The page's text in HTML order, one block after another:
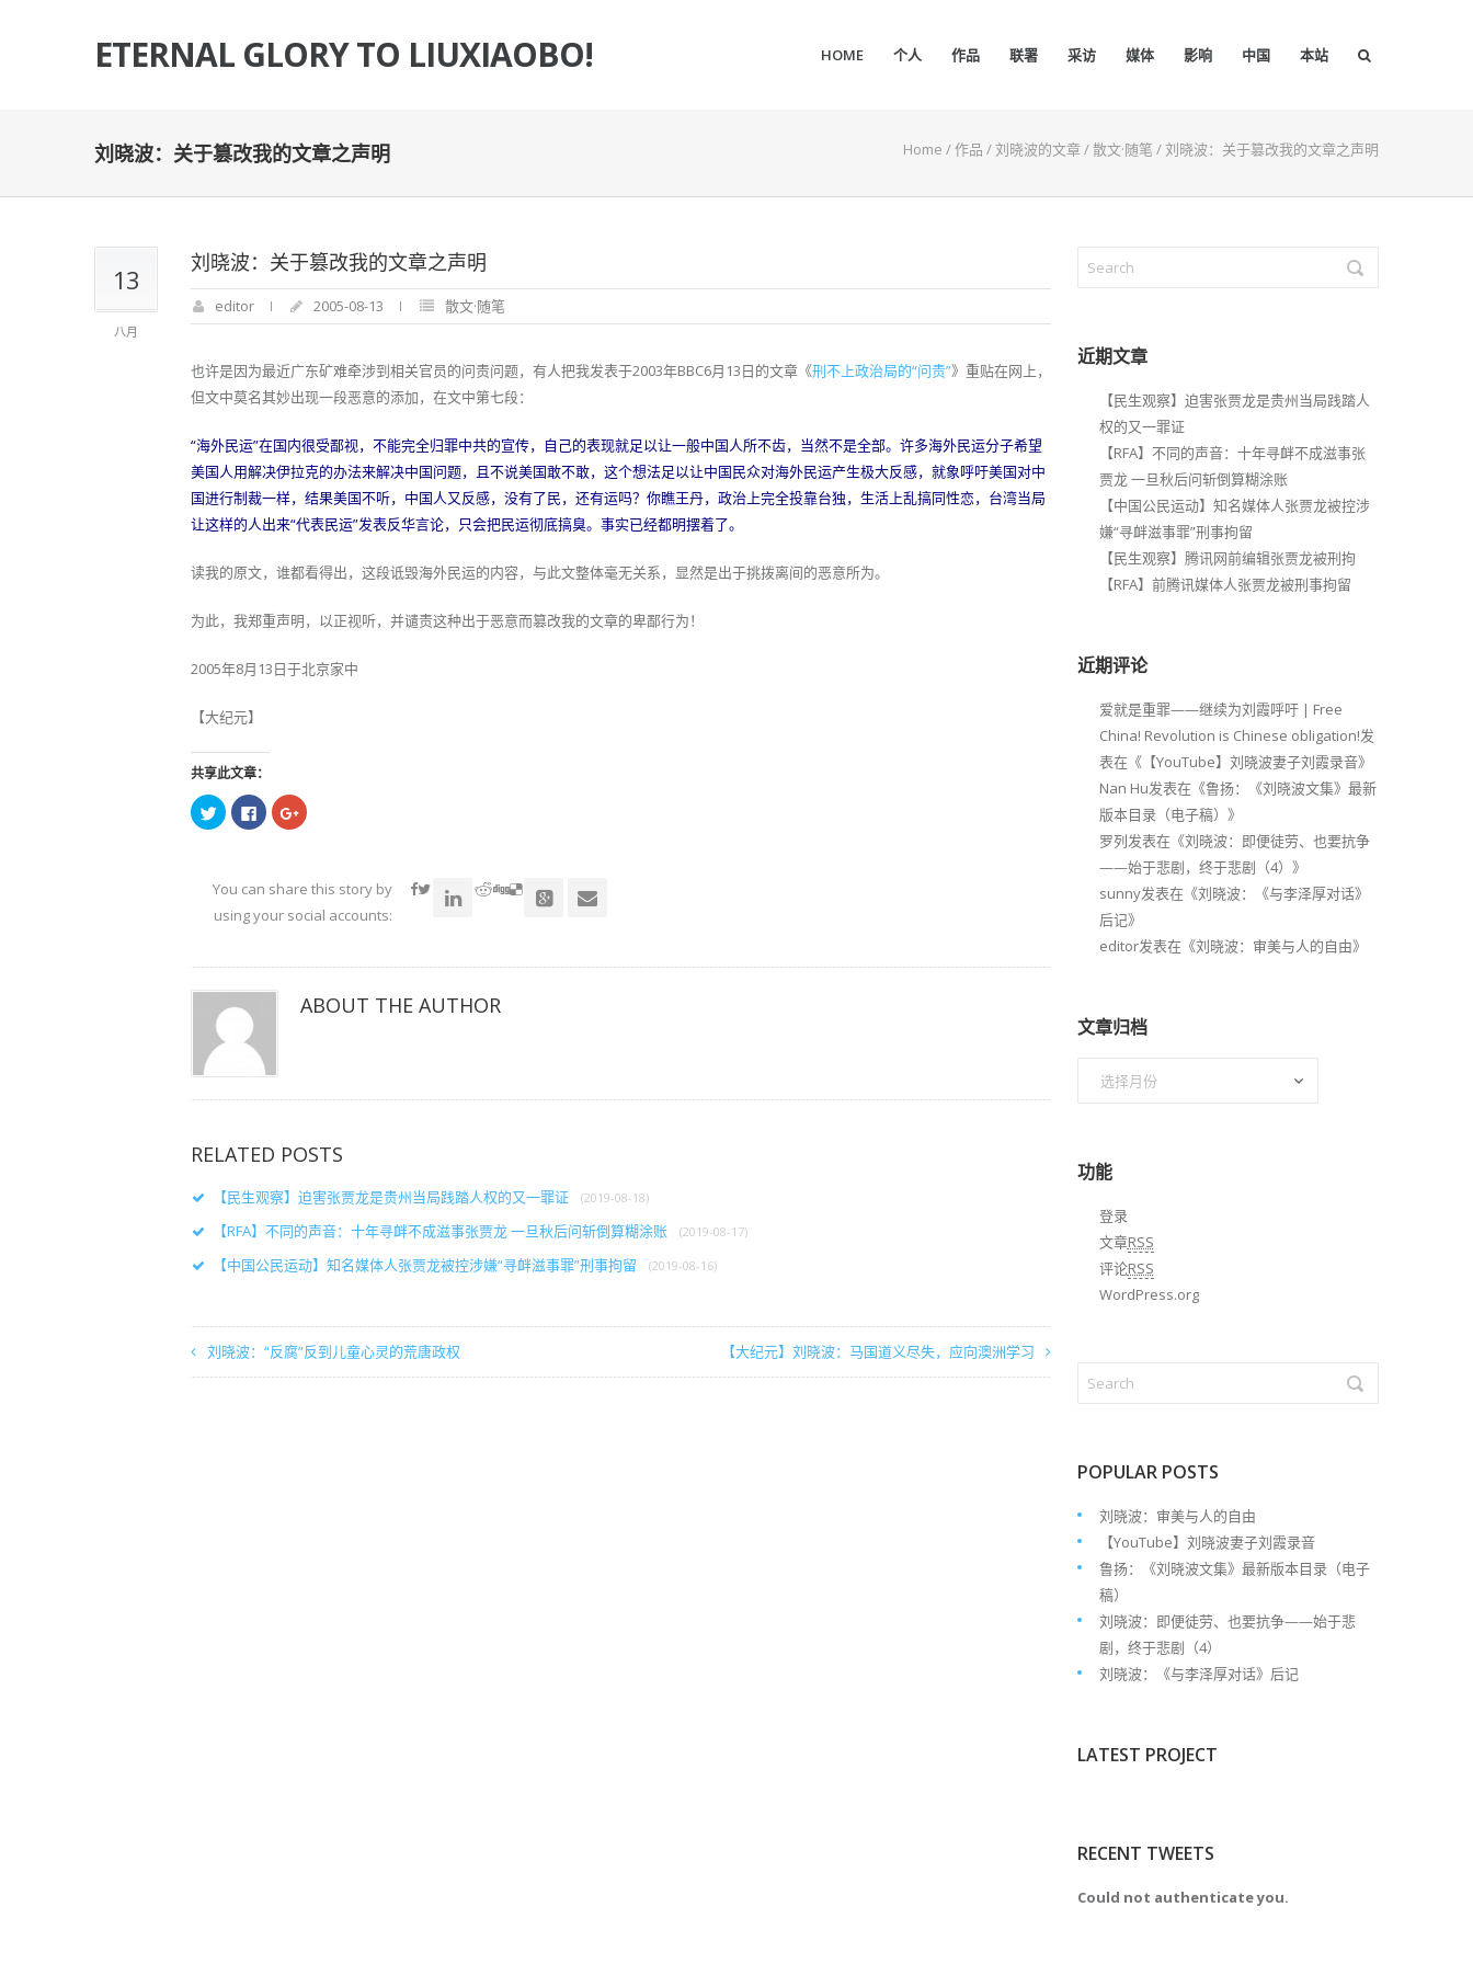
ETERNAL GLORY TO LIUXIAOBO! HOME 个人 作品 联署 采访 媒体 影响 中国 本站
刘晓波：关于篡改我的文章之声明 Home /作品 /刘晓波的文章/散文·随笔 /刘晓波：关于篡改我的文章之声明
13
八月
刘晓波：关于篡改我的文章之声明
editor 2005-08-13 散文·随笔
也许是因为最近广东矿难牵涉到相关官员的问责问题，有人把我发表于2003年BBC6月13日的文章《刑不上政治局的“问责”》重贴在网上，
但文中莫名其妙出现一段恶意的添加，在文中第七段：
“海外民运”在国内很受鄙视，不能完全归罪中共的宣传，自己的表现就足以让一般中国人所不齿，当然不是全部。许多海外民运分子希望
美国人用解决伊拉克的办法来解决中国问题，且不说美国敢不敢，这个想法足以让中国民众对海外民运产生极大反感，就象呼吁美国对中
国进行制裁一样，结果美国不听，中国人又反感，没有了民，还有运吗？你瞧王丹，政治上完全投靠台独，生活上乱搞同性恋，台湾当局
让这样的人出来“代表民运”发表反华言论，只会把民运彻底搞臭。事实已经都明摆着了。
读我的原文，谁都看得出，这段诋毁海外民运的内容，与此文整体毫无关系，显然是出于挑拨离间的恶意所为。
为此，我郑重声明，以正视听，并谴责这种出于恶意而篡改我的文章的卑鄙行为！
2005年8月13日于北京家中
【大纪元】
共享此文章：
点
击
共
享
（在
新
中
开）
点
击
共
享
（在
新
中
开）
点
击
共
享
（在
新
中
You can share this story by
using your social accounts:
ABOUT THE AUTHOR
RELATED POSTS
【民生观察】迫害张贾龙是贵州当局践踏人权的又一罪证 (2019-08-18)
【RFA】不同的声音：十年寻衅不成滋事张贾龙 一旦秋后问斩倒算糊涂账 (2019-08-17)
【中国公民运动】知名媒体人张贾龙被控涉嫌“寻衅滋事罪”刑事拘留 (2019-08-16)
刘晓波：“反腐”反到儿童心灵的荒唐政权 【大纪元】刘晓波：马国道义尽失，应向澳洲学习
近期文章
【民生观察】迫害张贾龙是贵州当局践踏人
权的又一罪证
【RFA】不同的声音：十年寻衅不成滋事张
贾龙 一旦秋后问斩倒算糊涂账
【中国公民运动】知名媒体人张贾龙被控涉
嫌“寻衅滋事罪”刑事拘留
【民生观察】腾讯网前编辑张贾龙被刑拘
【RFA】前腾讯媒体人张贾龙被刑事拘留
近期评论
爱就是重罪——继续为刘霞呼吁 | Free
China! Revolution is Chinese obligation!发
表在《【YouTube】刘晓波妻子刘霞录音》
Nan Hu发表在《鲁扬：《刘晓波文集》最新
版本目录（电子稿） 》
罗列发表在《刘晓波：即便徒劳、也要抗争
——始于悲剧，终于悲剧（4） 》
sunny发表在《刘晓波：《与李泽厚对话》
后记》
editor发表在《刘晓波：审美与人的自由》
文章归档
功能
登录
文章RSS
评论RSS
WordPress.org
POPULAR POSTS
刘晓波：审美与人的自由
【YouTube】刘晓波妻子刘霞录音
鲁扬：《刘晓波文集》最新版本目录（电子
稿）
刘晓波：即便徒劳、也要抗争——始于悲
剧，终于悲剧（4）
刘晓波：《与李泽厚对话》后记
LATEST PROJECT
RECENT TWEETS
Could not authenticate you.